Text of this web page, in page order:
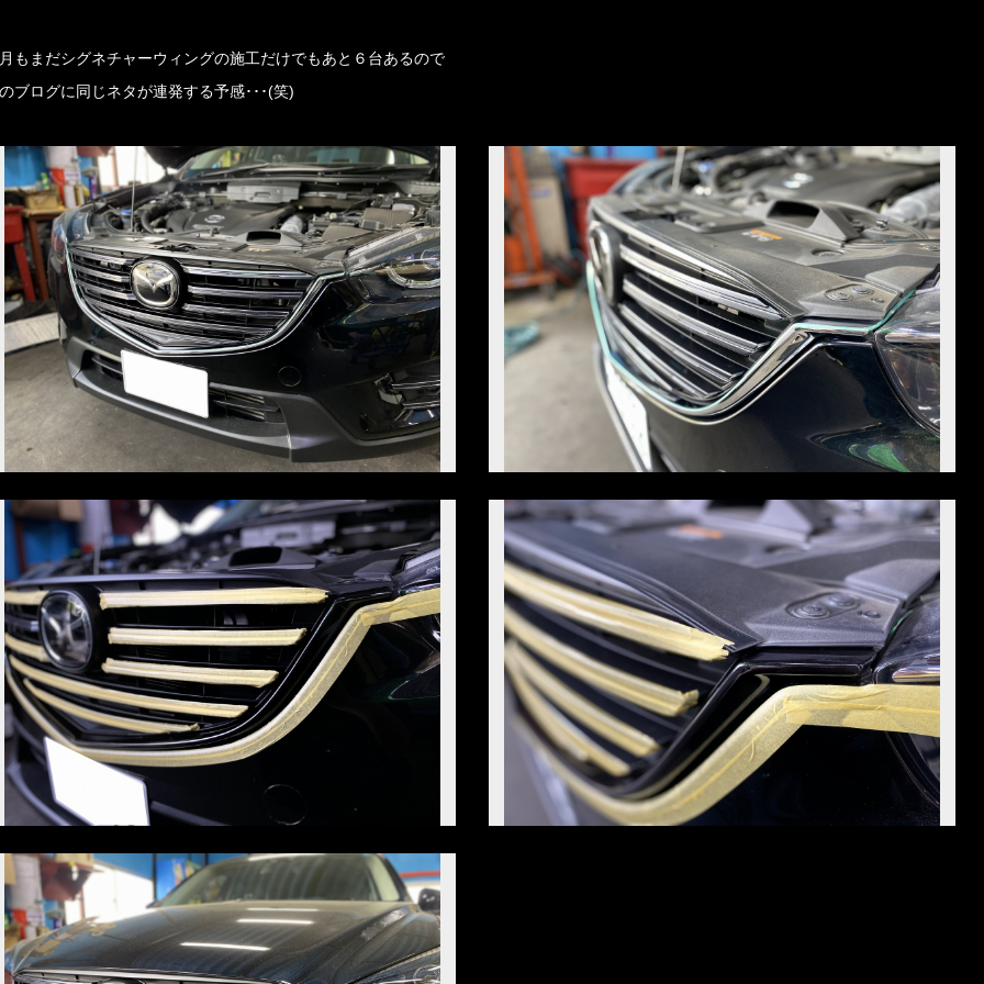
もまだシグネチャーウィングの施工だけでもあと６台あるので
ブログに同じネタが連発する予感･･･(笑)